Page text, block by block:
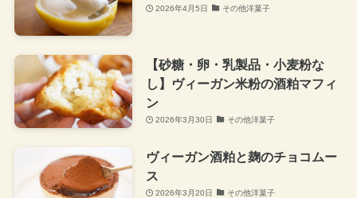
2026年4月5日 その他洋菓子
【砂糖・卵・乳製品・小麦粉な
し】ヴィーガン米粉の酒粕マフィ
ン
2026年3月30日 その他洋菓子
ヴィーガン酒粕と麹のチョコムー
ス
2026年3月20日 その他洋菓子